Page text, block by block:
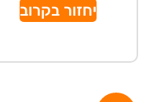
יחזור בקרוב